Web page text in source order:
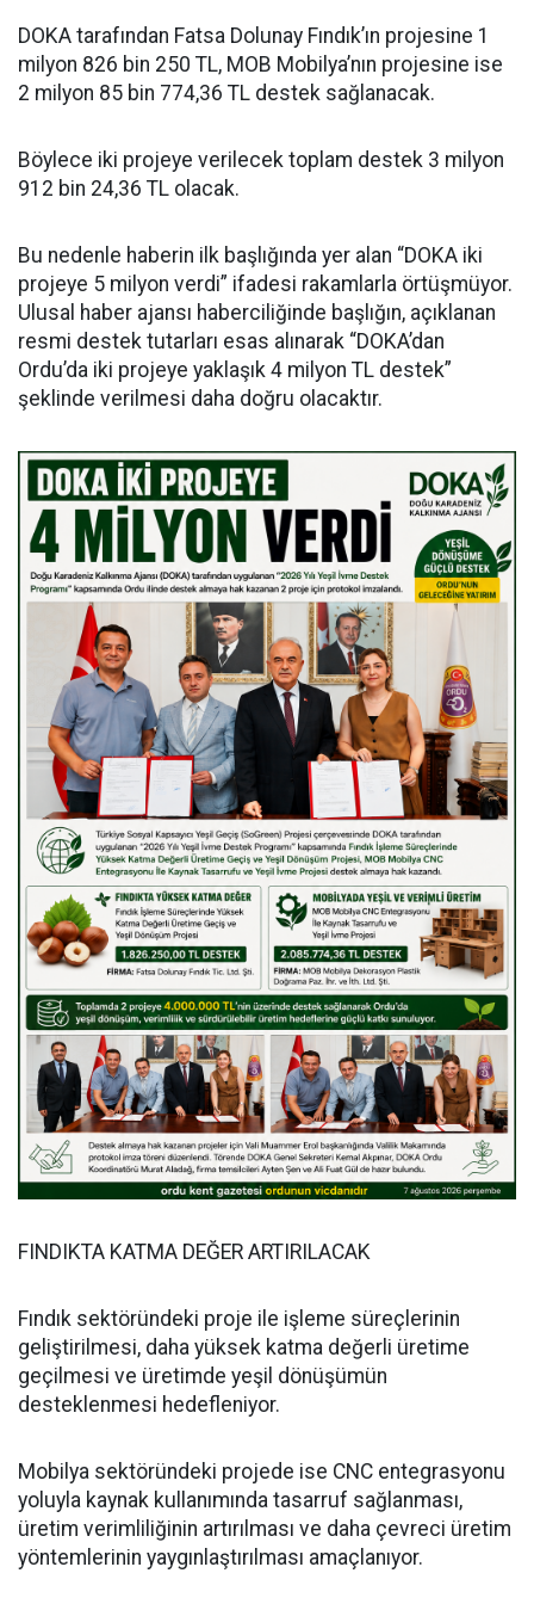
DOKA tarafından Fatsa Dolunay Fındık’ın projesine 1
milyon 826 bin 250 TL, MOB Mobilya’nın projesine ise
2 milyon 85 bin 774,36 TL destek sağlanacak.
Böylece iki projeye verilecek toplam destek 3 milyon
912 bin 24,36 TL olacak.
Bu nedenle haberin ilk başlığında yer alan “DOKA iki
projeye 5 milyon verdi” ifadesi rakamlarla örtüşmüyor.
Ulusal haber ajansı haberciliğinde başlığın, açıklanan
resmi destek tutarları esas alınarak “DOKA’dan
Ordu’da iki projeye yaklaşık 4 milyon TL destek”
şeklinde verilmesi daha doğru olacaktır.
FINDIKTA KATMA DEĞER ARTIRILACAK
Fındık sektöründeki proje ile işleme süreçlerinin
geliştirilmesi, daha yüksek katma değerli üretime
geçilmesi ve üretimde yeşil dönüşümün
desteklenmesi hedefleniyor.
Mobilya sektöründeki projede ise CNC entegrasyonu
yoluyla kaynak kullanımında tasarruf sağlanması,
üretim verimliliğinin artırılması ve daha çevreci üretim
yöntemlerinin yaygınlaştırılması amaçlanıyor.